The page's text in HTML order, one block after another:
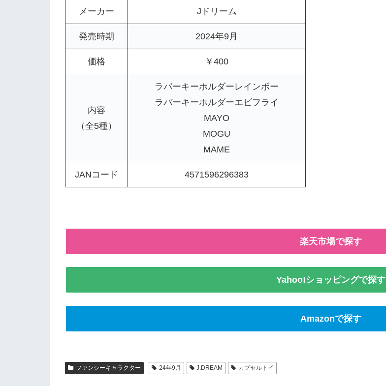
メーカー Jドリーム
発売時期 2024年9月
価格 ￥400
内容
（全5種）
ラバーキーホルダーレインボー
ラバーキーホルダーエビフライ
MAYO
MOGU
MAME
JANコード 4571596296383
楽天市場で探す
Yahoo!ショッピングで探す
Amazonで探す
ファンシーキャラクター 24年9月 J.DREAM カプセルトイ